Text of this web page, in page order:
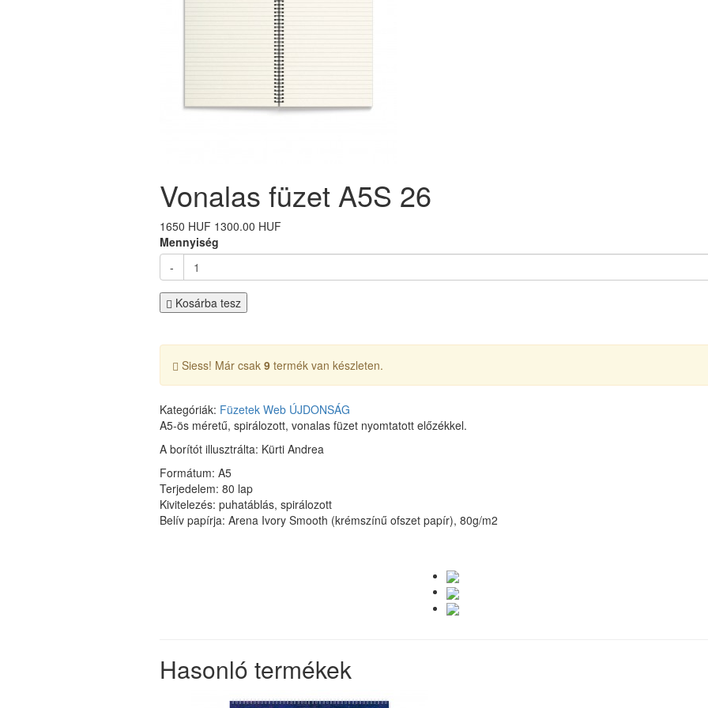
Vonalas füzet A5S 26
1650 HUF 1300.00 HUF
Mennyiség
-
Kosárba tesz
Siess! Már csak 9 termék van készleten.
Kategóriák: Füzetek Web ÚJDONSÁG
A5-ös méretű, spirálozott, vonalas füzet nyomtatott előzékkel.
A borítót illusztrálta: Kürti Andrea
Formátum: A5
Terjedelem: 80 lap
Kivitelezés: puhatáblás, spirálozott
Belív papírja: Arena Ivory Smooth (krémszínű ofszet papír), 80g/m2
Hasonló termékek